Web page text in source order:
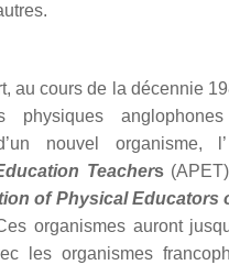
au cours de la décennie
physiques
nouvel organisme,
Teachers
of Physical Educators
organismes auront
les organismes